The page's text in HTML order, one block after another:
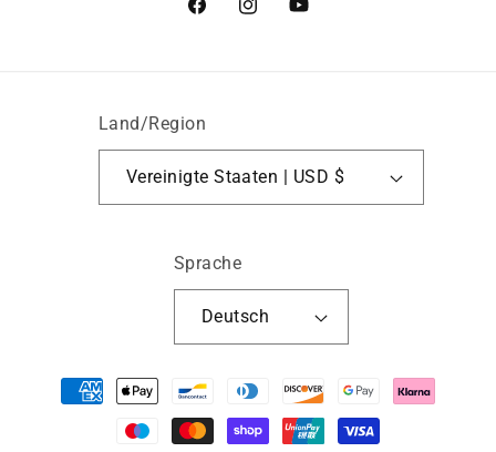
FacebookInstagramYouTube
Land/Region
Vereinigte Staaten | USD $
Sprache
Deutsch
Zahlungsmethoden